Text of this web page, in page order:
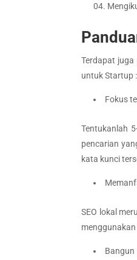
Terdapat
untuk Startup :
Fokus
Tentukanlah
pencarian
kata kunci
SEO lokal
Bangun